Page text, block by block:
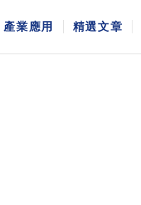
產業應用 精選文章